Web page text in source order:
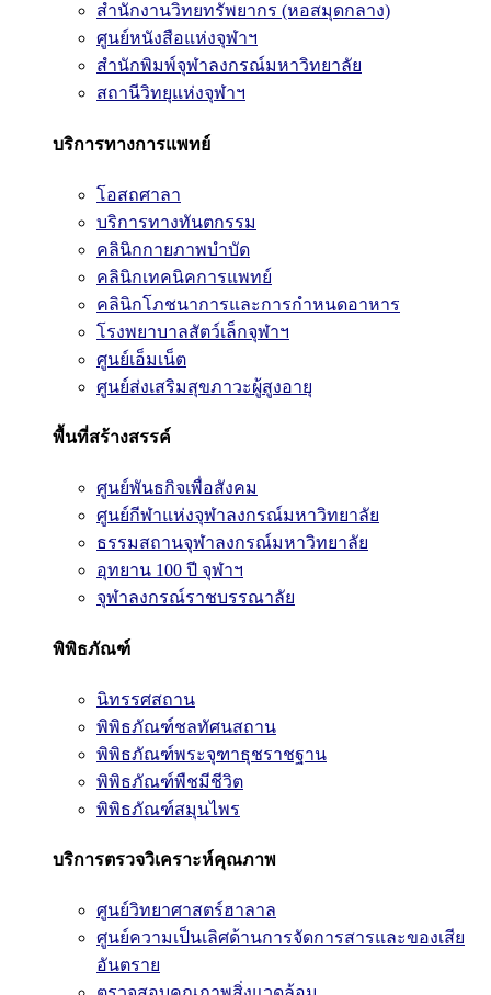
สำนักงานวิทยทรัพยากร (หอสมุดกลาง)
ศูนย์หนังสือแห่งจุฬาฯ
สำนักพิมพ์จุฬาลงกรณ์มหาวิทยาลัย
สถานีวิทยุแห่งจุฬาฯ
บริการทางการแพทย์
โอสถศาลา
บริการทางทันตกรรม
คลินิกกายภาพบำบัด
คลินิกเทคนิคการแพทย์
คลินิกโภชนาการและการกำหนดอาหาร
โรงพยาบาลสัตว์เล็กจุฬาฯ
ศูนย์เอ็มเน็ต
ศูนย์ส่งเสริมสุขภาวะผู้สูงอายุ
พื้นที่สร้างสรรค์
ศูนย์พันธกิจเพื่อสังคม
ศูนย์กีฬาแห่งจุฬาลงกรณ์มหาวิทยาลัย
ธรรมสถานจุฬาลงกรณ์มหาวิทยาลัย
อุทยาน 100 ปี จุฬาฯ
จุฬาลงกรณ์ราชบรรณาลัย
พิพิธภัณฑ์
นิทรรศสถาน
พิพิธภัณฑ์ชลทัศนสถาน
พิพิธภัณฑ์พระจุฑาธุชราชฐาน
พิพิธภัณฑ์พืชมีชีวิต
พิพิธภัณฑ์สมุนไพร
บริการตรวจวิเคราะห์คุณภาพ
ศูนย์วิทยาศาสตร์ฮาลาล
ศูนย์ความเป็นเลิศด้านการจัดการสารและของเสีย
อันตราย